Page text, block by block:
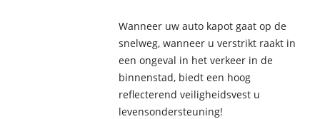
Wanneer uw auto kapot gaat op de
snelweg, wanneer u verstrikt raakt in
een ongeval in het verkeer in de
binnenstad, biedt een hoog
reflecterend veiligheidsvest u
levensondersteuning!